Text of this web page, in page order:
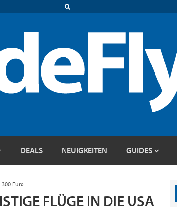
DEALS NEUIGKEITEN GUIDES
Euro
FLÜGE IN DIE USA